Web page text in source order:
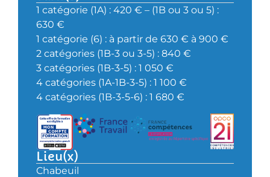
1 catégorie (1A) : 420 € – (1B ou 3 ou 5) :
630 €
1 catégorie (6) : à partir de 630 € à 900 €
2 catégories (1B-3 ou 3-5) : 840 €
3 catégories (1B-3-5) : 1 050 €
4 catégories (1A-1B-3-5) : 1 100 €
4 catégories (1B-3-5-6) : 1 680 €
Lieu(x)
Chabeuil